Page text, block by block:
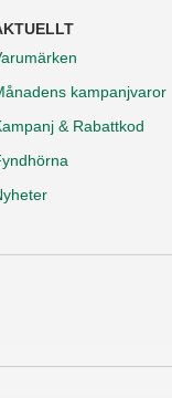
kampanjvaror
& Rabattkod